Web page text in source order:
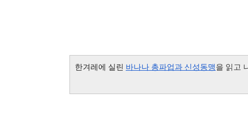
한겨레에 실린 바나나 총파업과 신성동맹을 읽고